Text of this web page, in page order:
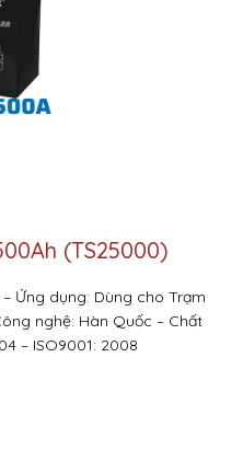
(TS25000)
– Ứng dụng: Dùng cho Trạm
nghệ: Hàn Quốc – Chất
– ISO9001: 2008